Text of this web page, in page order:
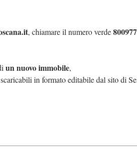
, chiamare il numero verde
un nuovo immobile,
in formato editabile dal sito di